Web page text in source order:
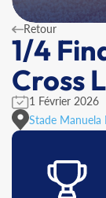
Retour
1/4
Cross
1 Février 2026
Stade Manuela